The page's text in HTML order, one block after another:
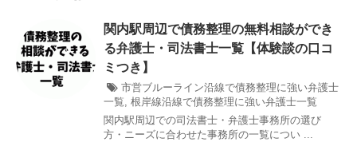
関内駅周辺で債務整理の無料相談ができ
る弁護士・司法書士一覧【体験談の口コ
ミつき】
市営ブルーライン沿線で債務整理に強い弁護士
一覧, 根岸線沿線で債務整理に強い弁護士一覧
関内駅周辺での司法書士・弁護士事務所の選び
方・ニーズに合わせた事務所の一覧につい ...